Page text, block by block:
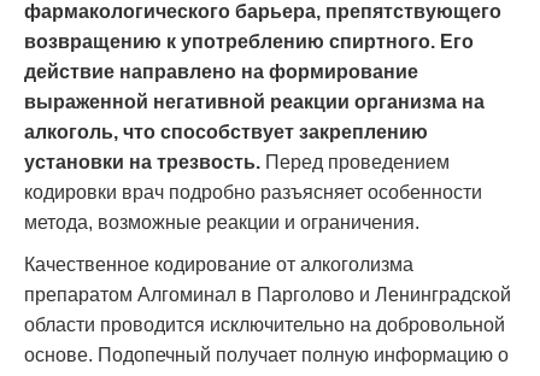
фармакологического барьера, препятствующего
возвращению к употреблению спиртного. Его
действие направлено на формирование
выраженной негативной реакции организма на
алкоголь, что способствует закреплению
установки на трезвость. Перед проведением
кодировки врач подробно разъясняет особенности
метода, возможные реакции и ограничения.
Качественное кодирование от алкоголизма
препаратом Алгоминал в Парголово и Ленинградской
области проводится исключительно на добровольной
основе. Подопечный получает полную информацию о